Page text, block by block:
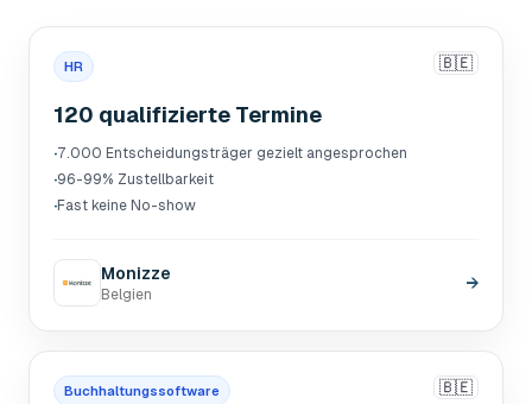
HR 🇧🇪
120 qualifizierte Termine
·7.000 Entscheidungsträger gezielt angesprochen
·96-99% Zustellbarkeit
·Fast keine No-show
Monizze
Belgien
→
Buchhaltungssoftware 🇧🇪